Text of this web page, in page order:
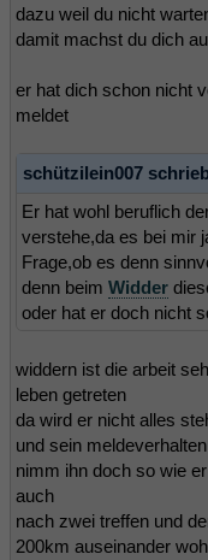
dazu weil du nicht
damit machst du dich
er hat dich schon nicht
meldet
schützilein007
Er hat wohl beruflich
verstehe,da es bei mir
Frage,ob es denn
denn beim Widder
oder hat er doch nicht
widdern ist die arbeit
leben getreten
da wird er nicht alles
und sein
nimm ihn doch so wie
auch
nach zwei treffen und
200km auseinander